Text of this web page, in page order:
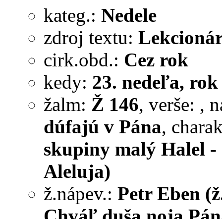
kateg.: Nedele
zdroj textu:
cirk.obd.: Cez rok
kedy: 23. nedeľa,
žalm: Ž 146, verše: ,
dúfajú v Pána,
skupiny malý Halel
Aleluja)
ž.nápev.: Petr Eben